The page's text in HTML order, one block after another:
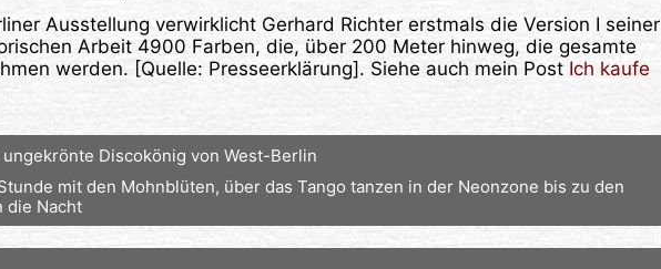
Ausstellung verwirklicht Gerhard Richter erstmals die Version I seiner
Arbeit 4900 Farben, die, über 200 Meter hinweg, die gesamte
werden. [Quelle: Presseerklärung]. Siehe auch mein Post Ich kaufe
ungekrönte Discokönig von West-Berlin
mit den Mohnblüten, über das Tango tanzen in der Neonzone bis zu den
die Nacht